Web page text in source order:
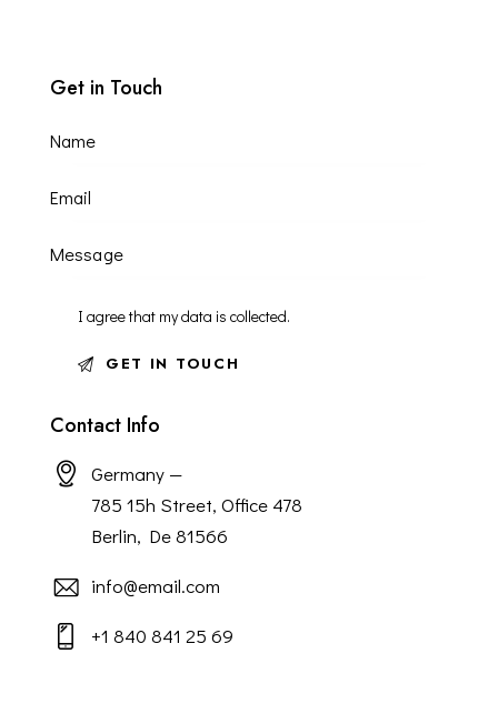
Get in Touch
I agree that my data iscollected.
Contact Info
Germany —
785 15h Street, Office 478
Berlin, De 81566
info@email.com
+1 840 841 25 69